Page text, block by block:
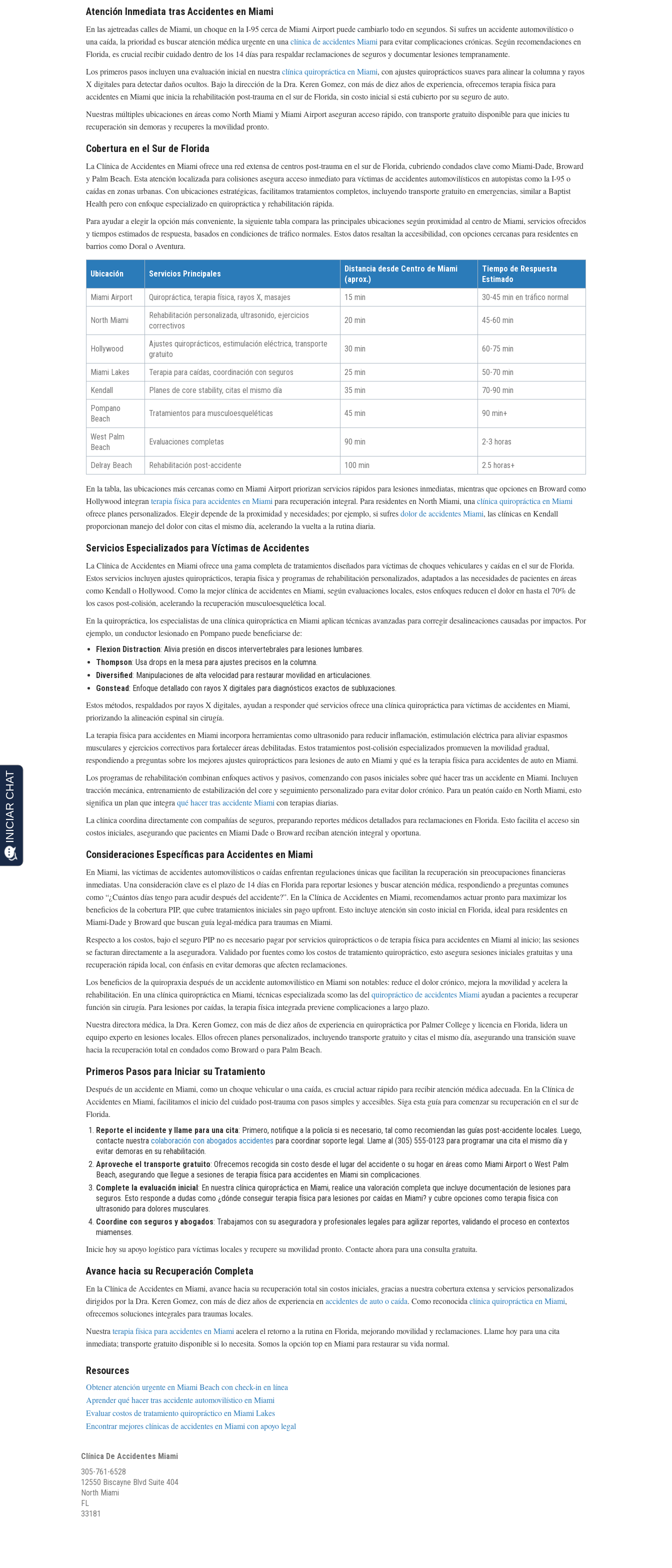
Atención Inmediata tras Accidentes en Miami
En las ajetreadas calles de Miami, un choque en la I-95 cerca de Miami Airport puede cambiarlo todo en segundos. Si sufres un accidente automovilístico o
una caída, la prioridad es buscar atención médica urgente en una clínica de accidentes Miami para evitar complicaciones crónicas. Según recomendaciones en
Florida, es crucial recibir cuidado dentro de los 14 días para respaldar reclamaciones de seguros y documentar lesiones tempranamente.
Los primeros pasos incluyen una evaluación inicial en nuestra clínica quiropráctica en Miami, con ajustes quiroprácticos suaves para alinear la columna y rayos
X digitales para detectar daños ocultos. Bajo la dirección de la Dra. Keren Gomez, con más de diez años de experiencia, ofrecemos terapia física para
accidentes en Miami que inicia la rehabilitación post-trauma en el sur de Florida, sin costo inicial si está cubierto por su seguro de auto.
Nuestras múltiples ubicaciones en áreas como North Miami y Miami Airport aseguran acceso rápido, con transporte gratuito disponible para que inicies tu
recuperación sin demoras y recuperes la movilidad pronto.
Cobertura en el Sur de Florida
La Clínica de Accidentes en Miami ofrece una red extensa de centros post-trauma en el sur de Florida, cubriendo condados clave como Miami-Dade, Broward
y Palm Beach. Esta atención localizada para colisiones asegura acceso inmediato para víctimas de accidentes automovilísticos en autopistas como la I-95 o
caídas en zonas urbanas. Con ubicaciones estratégicas, facilitamos tratamientos completos, incluyendo transporte gratuito en emergencias, similar a Baptist
Health pero con enfoque especializado en quiropráctica y rehabilitación rápida.
Para ayudar a elegir la opción más conveniente, la siguiente tabla compara las principales ubicaciones según proximidad al centro de Miami, servicios ofrecidos
y tiempos estimados de respuesta, basados en condiciones de tráfico normales. Estos datos resaltan la accesibilidad, con opciones cercanas para residentes en
barrios como Doral o Aventura.
Ubicación Servicios Principales
Distancia desde Centro de Miami
(aprox.)
Tiempo de Respuesta
Estimado
Miami Airport
Quiropráctica, terapia física, rayos X, masajes 15 min 30-45 min en tráfico normal
North Miami
Rehabilitación personalizada, ultrasonido, ejercicios
correctivos
20 min 45-60 min
Hollywood
Ajustes quiroprácticos, estimulación eléctrica, transporte
gratuito
30 min 60-75 min
Miami Lakes Terapia para caídas, coordinación con seguros 25 min
50-70 min
Kendall
Planes de core stability, citas el mismo día 35 min
70-90 min
Pompano
Beach
Tratamientos para musculoesqueléticas 45 min 90 min+
West Palm
Beach
Evaluaciones completas 90 min 2-3 horas
Delray Beach Rehabilitación post-accidente 100 min 2.5 horas+
En la tabla, las ubicaciones más cercanas como en Miami Airport priorizan servicios rápidos para lesiones inmediatas, mientras que opciones en Broward como
Hollywood integran terapia física para accidentes en Miami para recuperación integral. Para residentes en North Miami, una clínica quiropráctica en Miami
ofrece planes personalizados. Elegir depende de la proximidad y necesidades; por ejemplo, si sufresdolor de accidentes Miami, las clínicas en Kendall
proporcionan manejo del dolor con citas el mismo día, acelerando la vuelta a la rutina diaria.
Servicios Especializados para Víctimas de Accidentes
La Clínica de Accidentes en Miami ofrece una gama completa de tratamientos diseñados para víctimas de choques vehiculares y caídas en el sur de Florida.
Estos servicios incluyen ajustes quiroprácticos, terapia física y programas de rehabilitación personalizados, adaptados a las necesidades de pacientes en áreas
como Kendall o Hollywood. Como la mejor clínica de accidentes en Miami, según evaluaciones locales, estos enfoques reducen el dolor en hasta el 70% de
los casos post-colisión, acelerando la recuperación musculoesquelética local.
En la quiropráctica, los especialistas de una clínica quiropráctica en Miami aplican técnicas avanzadas para corregir desalineaciones causadas por impactos. Por
ejemplo, un conductor lesionado en Pompano puede beneficiarse de:
Flexion Distraction: Alivia presión en discos intervertebrales para lesiones lumbares.
Thompson: Usa drops en la mesa para ajustes precisos en la columna.
Diversified: Manipulaciones de alta velocidad para restaurar movilidad en articulaciones.
Gonstead: Enfoque detallado con rayos X digitales para diagnósticos exactos de subluxaciones.
Estos métodos, respaldados por rayos X digitales, ayudan a responder qué servicios ofrece una clínica quiropráctica para víctimas de accidentes en Miami,
priorizando la alineación espinal sin cirugía.
La terapia física para accidentes en Miami incorpora herramientas como ultrasonido para reducir inflamación, estimulación eléctrica para aliviar espasmos
musculares y ejercicios correctivos para fortalecer áreas debilitadas. Estos tratamientos post-colisión especializados promueven la movilidad gradual,
respondiendo a preguntas sobre los mejores ajustes quiroprácticos para lesiones de auto en Miami y qué es la terapia física para accidentes de auto en Miami.
Los programas de rehabilitación combinan enfoques activos y pasivos, comenzando con pasos iniciales sobre qué hacer tras un accidente en Miami. Incluyen
tracción mecánica, entrenamiento de estabilización del core y seguimiento personalizado para evitar dolor crónico. Para un peatón caído en North Miami, esto
significa un plan que integra qué hacer tras accidente Miami con terapias diarias.
La clínica coordina directamente con compañías de seguros, preparando reportes médicos detallados para reclamaciones en Florida. Esto facilita el acceso sin
costos iniciales, asegurando que pacientes en Miami Dade o Broward reciban atención integral y oportuna.
Consideraciones Específicas para Accidentes en Miami
En Miami, las víctimas de accidentes automovilísticos o caídas enfrentan regulaciones únicas que facilitan la recuperación sin preocupaciones financieras
inmediatas. Una consideración clave es el plazo de 14 días en Florida para reportar lesiones y buscar atención médica, respondiendo a preguntas comunes
como “¿Cuántos días tengo para acudir después del accidente?”. En la Clínica de Accidentes en Miami, recomendamos actuar pronto para maximizar los
beneficios de la cobertura PIP, que cubre tratamientos iniciales sin pago upfront. Esto incluye atención sin costo inicial en Florida, ideal para residentes en
Miami-Dade y Broward que buscan guía legal-médica para traumas en Miami.
Respecto a los costos, bajo el seguro PIP no es necesario pagar por servicios quiroprácticos o de terapia física para accidentes en Miami al inicio; las sesiones
se facturan directamente a la aseguradora. Validado por fuentes como los costos de tratamiento quiropráctico, esto asegura sesiones iniciales gratuitas y una
recuperación rápida local, con énfasis en evitar demoras que afecten reclamaciones.
Los beneficios de la quiropraxia después de un accidente automovilístico en Miami son notables: reduce el dolor crónico, mejora la movilidad y acelera la
rehabilitación. En una clínica quiropráctica en Miami, técnicas especializada scomo las del quiropráctico de accidentes Miami ayudan a pacientes a recuperar
función sin cirugía. Para lesiones por caídas, la terapia física integrada previene complicaciones a largo plazo.
Nuestra directora médica, la Dra. Keren Gomez, con más de diez años de experiencia en quiropráctica por Palmer College y licencia en Florida, lidera un
equipo experto en lesiones locales. Ellos ofrecen planes personalizados, incluyendo transporte gratuito y citas el mismo día, asegurando una transición suave
hacia la recuperación total en condados como Broward o para Palm Beach.
Primeros Pasos para Iniciar su Tratamiento
Después de un accidente en Miami, como un choque vehicular o una caída, es crucial actuar rápido para recibir atención médica adecuada. En la Clínica de
Accidentes en Miami, facilitamos el inicio del cuidado post-trauma con pasos simples y accesibles. Siga esta guía para comenzar su recuperación en el sur de
Florida.
Reporte el incidente y llame para una cita: Primero, notifique a la policía si es necesario, tal como recomiendan las guías post-accidente locales. Luego,
contacte nuestra colaboración con abogados accidentes para coordinar soporte legal. Llame al (305) 555-0123 para programar una cita el mismo día y
evitar demoras en su rehabilitación.
Aproveche el transporte gratuito: Ofrecemos recogida sin costo desde el lugar del accidente o su hogar en áreas como Miami Airport o West Palm
Beach, asegurando que llegue a sesiones de terapia física para accidentes en Miami sin complicaciones.
Complete la evaluación inicial: En nuestra clínica quiropráctica en Miami, realice una valoración completa que incluye documentación de lesiones para
seguros. Esto responde a dudas como ¿dónde conseguir terapia física para lesiones por caídas en Miami? y cubre opciones como terapia física con
ultrasonido para dolores musculares.
Coordine con seguros y abogados: Trabajamos con su aseguradora y profesionales legales para agilizar reportes, validando el proceso en contextos
miamenses.
Inicie hoy su apoyo logístico para víctimas locales y recupere su movilidad pronto. Contacte ahora para una consulta gratuita.
Avance hacia su Recuperación Completa
En la Clínica de Accidentes en Miami, avance hacia su recuperación total sin costos iniciales, gracias a nuestra cobertura extensa y servicios personalizados
dirigidos por la Dra. Keren Gomez, con más de diez años de experiencia en accidentes de auto o caída. Como reconocida clínica quiropráctica en Miami,
ofrecemos soluciones integrales para traumas locales.
Nuestra terapia física para accidentes en Miami acelera el retorno a la rutina en Florida, mejorando movilidad y reclamaciones. Llame hoy para una cita
inmediata; transporte gratuito disponible si lo necesita. Somos la opción top en Miami para restaurar su vida normal.
Resources
Obtener atención urgente en Miami Beach con check-in en línea
Aprender qué hacer tras accidente automovilístico en Miami
Evaluar costos de tratamiento quiropráctico en Miami Lakes
Encontrar mejores clínicas de accidentes en Miami con apoyo legal
Clínica De Accidentes Miami
305-761-6528
12550 Biscayne Blvd Suite 404
North Miami
FL
33181